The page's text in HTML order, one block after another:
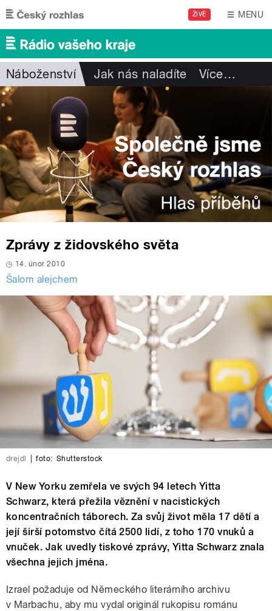
Přejít k hlavnímu obsahu
ŽIVĚ MENU
Náboženství Jak nás naladíte Více…
Zprávy z židovského světa
14. únor 2010
Šalom alejchem
drejdl foto: Shutterstock
V New Yorku zemřela ve svých 94 letech Yitta
Schwarz, která přežila věznění v nacistických
koncentračních táborech. Za svůj život měla 17 dětí a
její širší potomstvo čítá 2500 lidí, z toho 170 vnuků a
vnuček. Jak uvedly tiskové zprávy, Yitta Schwarz znala
všechna jejich jména.
Izrael požaduje od Německého literárního archivu
v Marbachu, aby mu vydal originál rukopisu románu